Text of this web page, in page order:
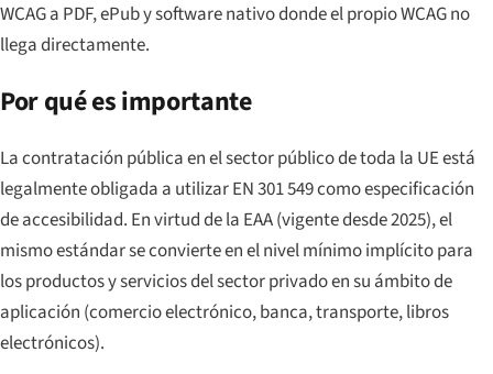
WCAG a PDF, ePub y software nativo donde el propio WCAG no
llega directamente.
Por qué es importante
La contratación pública en el sector público de toda la UE está
legalmente obligada a utilizar EN 301 549 como especificación
de accesibilidad. En virtud de la EAA (vigente desde 2025), el
mismo estándar se convierte en el nivel mínimo implícito para
los productos y servicios del sector privado en su ámbito de
aplicación (comercio electrónico, banca, transporte, libros
electrónicos).